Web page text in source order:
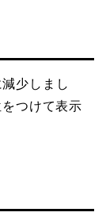
少しまし
つけて表示